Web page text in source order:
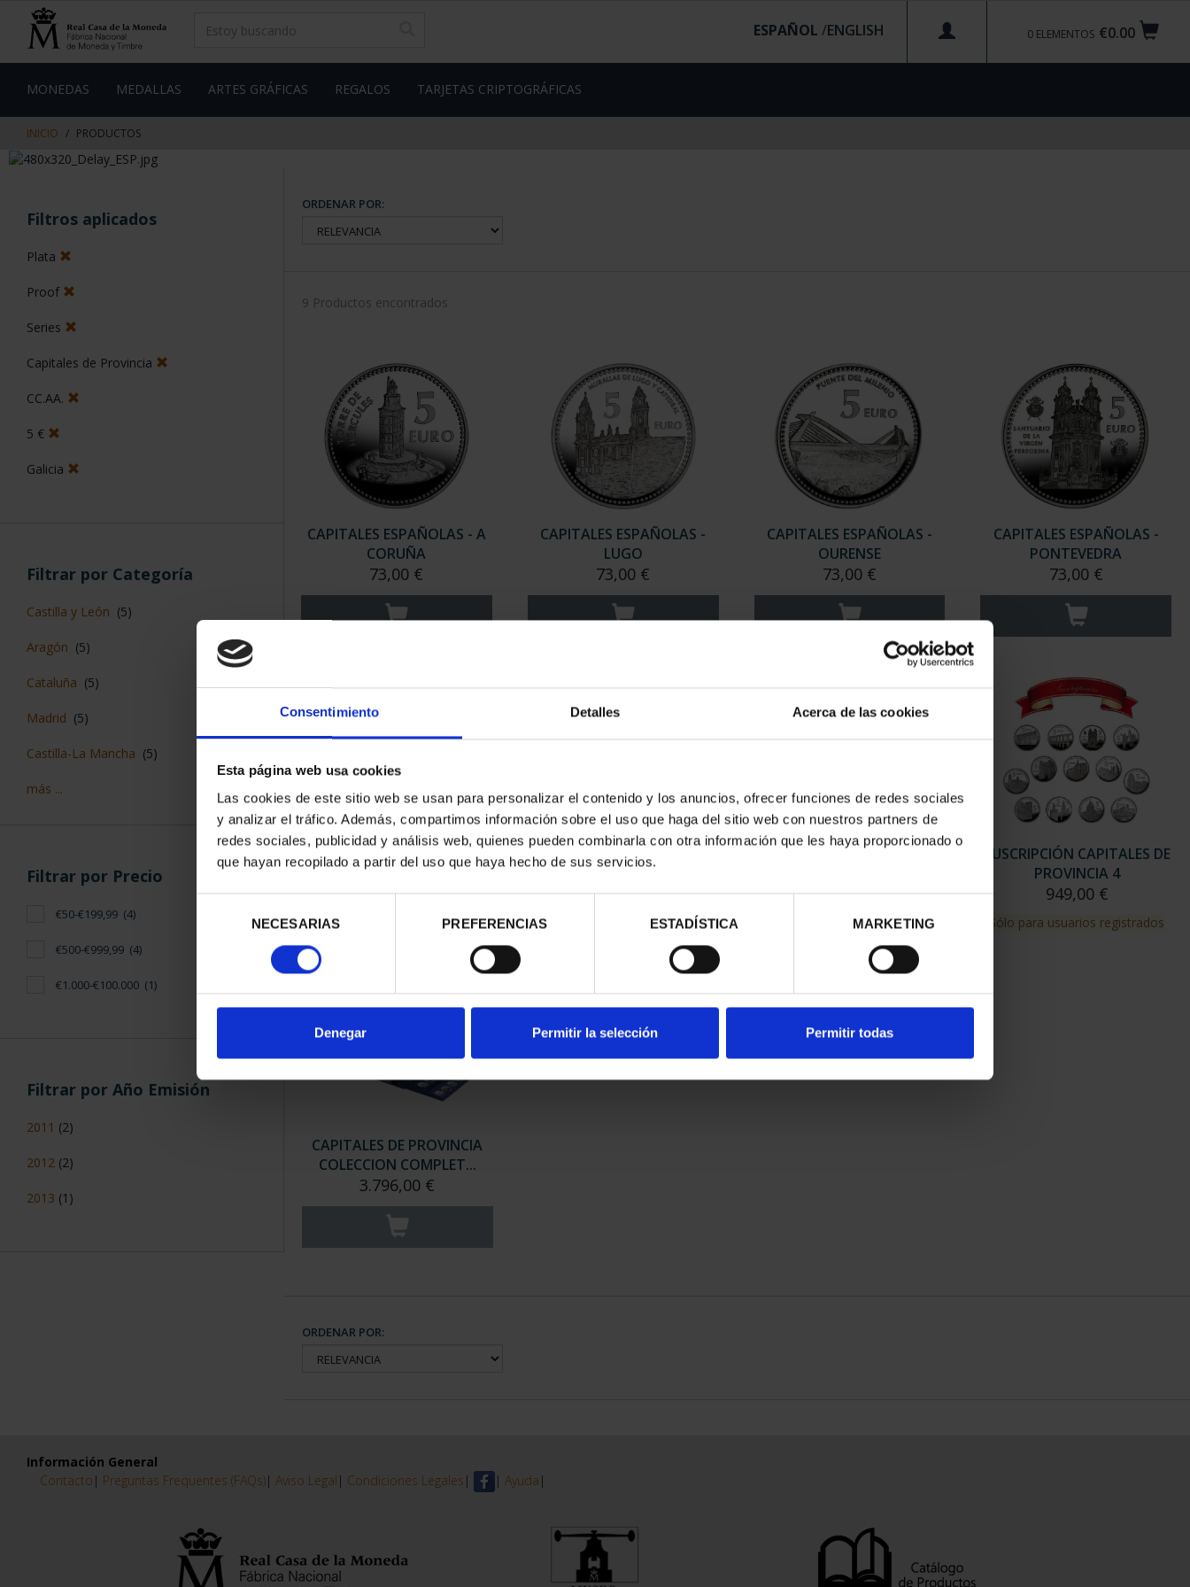
Consentimiento Detalles Acerca de las cookies
Esta página web usa cookies
Las cookies de este sitio web se usan para personalizar el contenido y los anuncios, ofrecer funciones de redes sociales
y analizar el tráfico. Además, compartimos información sobre el uso que haga del sitio web con nuestros partners de
redes sociales, publicidad y análisis web, quienes pueden combinarla con otra información que les haya proporcionado o
que hayan recopilado a partir del uso que haya hecho de sus servicios.
consentimiento
NECESARIAS PREFERENCIAS ESTADÍSTICA MARKETING
Denegar Permitir la selección Permitir todas
contenido
de
€0.00
0 ELEMENTOS
ESPAÑOL /
MONEDAS MEDALLAS ARTES GRÁFICAS REGALOS TARJETAS CRIPTOGRÁFICAS
INICIO PRODUCTOS
Filtros aplicados
Plata
Proof
Series
Capitales de Provincia
CC.AA.
5 €
Galicia
Filtrar por Categoría
Castilla y León (5)
Aragón (5)
Cataluña (5)
Madrid (5)
Castilla-La Mancha (5)
más ...
Filtrar por Precio
€50-€199,99 (4)
€500-€999,99 (4)
€1.000-€100.000 (1)
Filtrar por Año Emisión
2011 (2)
2012 (2)
2013 (1)
ORDENAR POR:
9 Productos encontrados
CAPITALES ESPAÑOLAS - A
CORUÑA
73,00 €
CAPITALES ESPAÑOLAS -
LUGO
73,00 €
CAPITALES ESPAÑOLAS -
OURENSE
73,00 €
CAPITALES ESPAÑOLAS -
PONTEVEDRA
73,00 €
SUSCRIPCIÓN CAPITALES DE
PROVINCIA 1
949,00 €
Sólo para usuarios registrados
SUSCRIPCIÓN CAPITALES DE
PROVINCIA 2
949,00 €
Sólo para usuarios registrados
SUSCRIPCIÓN CAPITALES DE
949,00 €
Sólo para usuarios registrados
SUSCRIPCIÓN CAPITALES DE
PROVINCIA 4
949,00 €
Sólo para usuarios registrados
CAPITALES DE PROVINCIA
COLECCION COMPLET...
3.796,00 €
ORDENAR POR:
Información General
Contacto | Preguntas Frequentes (FAQs)| Aviso Legal | Condiciones Legales | | Ayuda |